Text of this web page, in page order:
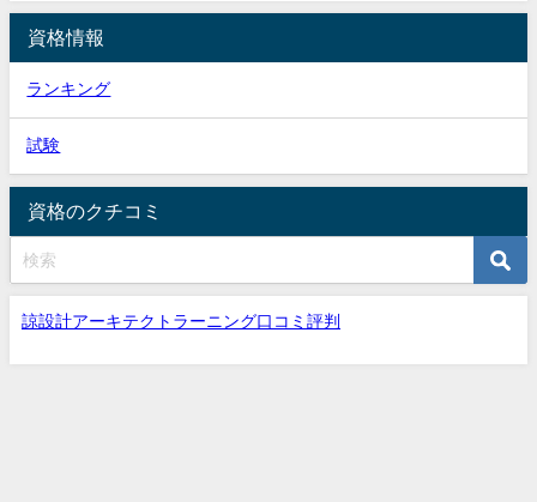
資格情報
ランキング
試験
資格のクチコミ
諒設計アーキテクトラーニング口コミ評判